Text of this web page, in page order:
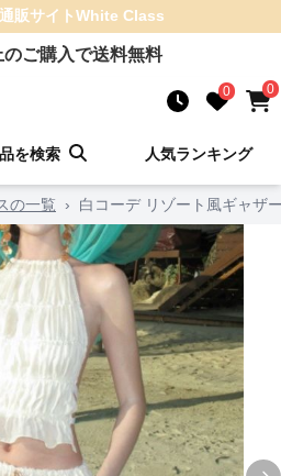
販サイトWhite Class
のご購入で送料無料
0 0
を検索 人気ランキング
の一覧 › 白コーデ リゾート風ギャザ